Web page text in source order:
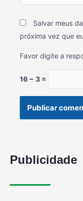
Salvar meus
próxima vez que
Favor digite a
16 − 3 =
Publicidade